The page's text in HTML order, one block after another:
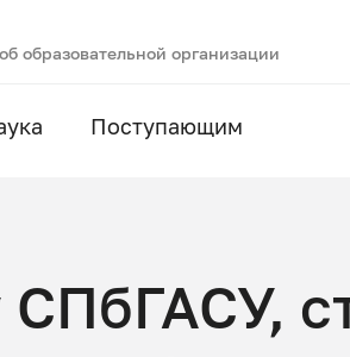
образовательной организации
Поступающим